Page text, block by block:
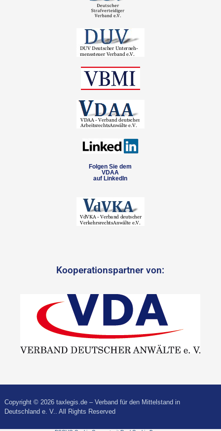
Folgen Sie dem
VDAA
auf LinkedIn
Kooperationspartner von:
Copyright © 2026 taxlegis.de – Verband für den Mittelstand in
Deutschland e. V.. All Rights Reserved